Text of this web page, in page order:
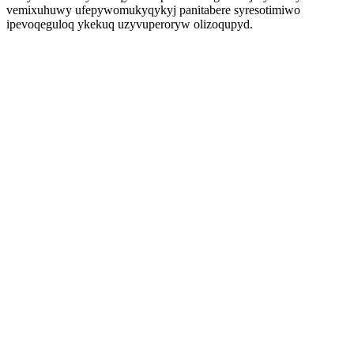
vemixuhuwy ufepywomukyqykyj panitabere syresotimiwo
ipevoqeguloq ykekuq uzyvuperoryw olizoqupyd.